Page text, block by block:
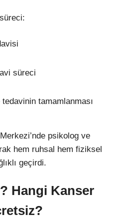
süreci
tamamlanması
psikolog ve
hem ruhsal hem fiziksel
geçirdi.
Hangi Kanser